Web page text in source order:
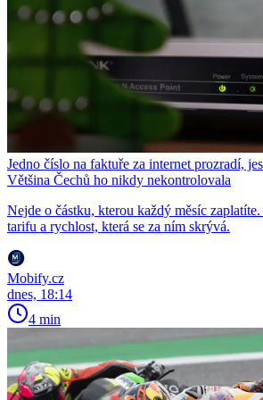
Jedno číslo na faktuře za internet prozradí,
Většina Čechů ho nikdy nekontrolovala
Nejde o částku, kterou každý měsíc
tarifu a rychlost, která se za ním skrývá.
Mobify.cz
dnes, 18:14
4 min